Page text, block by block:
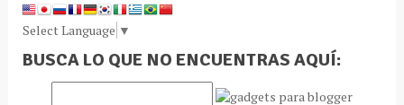
Select Language ▼
BUSCA LO QUE NO ENCUENTRAS AQUÍ: